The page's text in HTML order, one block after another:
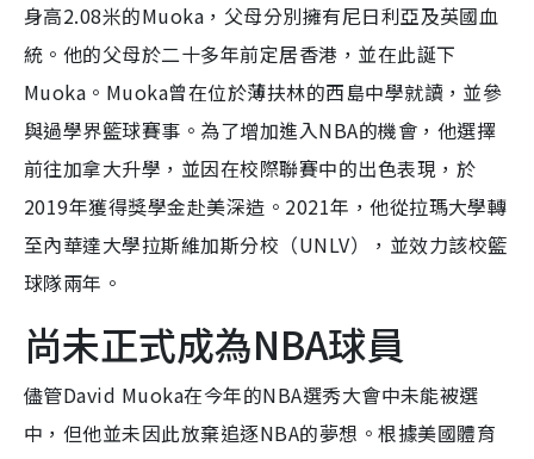
身高2.08米的Muoka，父母分別擁有尼日利亞及英國血
統。他的父母於二十多年前定居香港，並在此誕下
Muoka。Muoka曾在位於薄扶林的西島中學就讀，並參
與過學界籃球賽事。為了增加進入NBA的機會，他選擇
前往加拿大升學，並因在校際聯賽中的出色表現，於
2019年獲得獎學金赴美深造。2021年，他從拉瑪大學轉
至內華達大學拉斯維加斯分校（UNLV），並效力該校籃
球隊兩年。
尚未正式成為NBA球員
儘管David Muoka在今年的NBA選秀大會中未能被選
中，但他並未因此放棄追逐NBA的夢想。根據美國體育